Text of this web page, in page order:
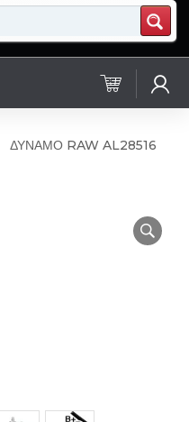
ΔΥΝΑΜΟ RAW AL28516